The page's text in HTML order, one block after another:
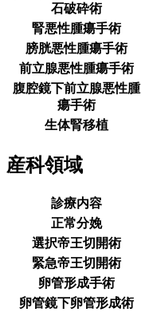
石破砕術
腎悪性腫瘍手術
膀胱悪性腫瘍手術
前立腺悪性腫瘍手術
腹腔鏡下前立腺悪性腫
瘍手術
生体腎移植
産科領域
診療内容
正常分娩
選択帝王切開術
緊急帝王切開術
卵管形成手術
卵管鏡下卵管形成術